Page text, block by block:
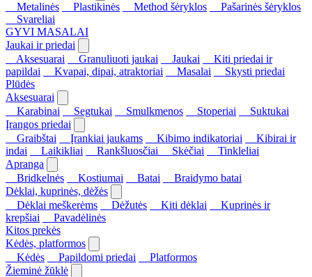
Metalinės
Plastikinės Method šėryklos
Pašarinės šėryklos
Svareliai
GYVI MASALAI
Jaukai ir priedai
Aksesuarai
Granuliuoti jaukai Jaukai
Kiti priedai ir
papildai
Kvapai, dipai, atraktoriai Masalai
Skysti priedai
Plūdės
Aksesuarai
Karabinai
Segtukai Smulkmenos Stoperiai
Suktukai
Įrangos priedai
Graibštai
Įrankiai jaukams Kibimo indikatoriai
Kibirai ir
indai
Laikikliai Rankšluosčiai Skėčiai
Tinkleliai
Apranga
Bridkelnės
Kostiumai Batai
Braidymo batai
Dėklai, kuprinės, dėžės
Dėklai meškerėms
Dėžutės Kiti dėklai
Kuprinės ir
krepšiai
Pavadėlinės
Kitos prekės
Kėdės, platformos
Kėdės
Papildomi priedai
Platformos
Žieminė žūklė